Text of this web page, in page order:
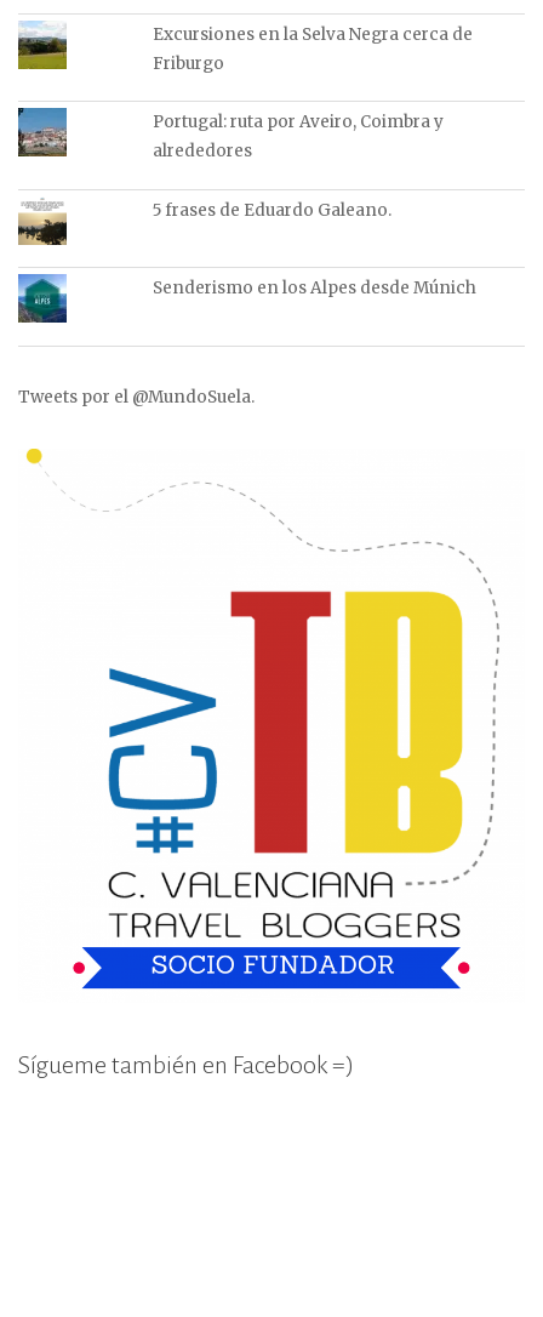
Excursiones en la Selva Negra cerca de
Friburgo
Portugal: ruta por Aveiro, Coimbra y
alrededores
5 frases de Eduardo Galeano.
Senderismo en los Alpes desde Múnich
Tweets por el @MundoSuela.
Sígueme también en Facebook =)